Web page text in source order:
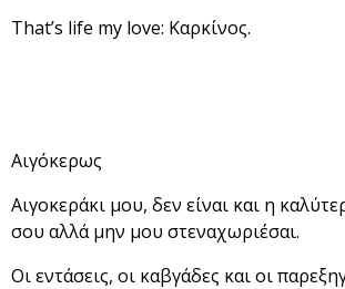
That’s life my love: Καρκίνος.
Αιγόκερως
Αιγοκεράκι μου, δεν είναι και η
σου αλλά μην μου στεναχωριέσαι.
Οι εντάσεις, οι καβγάδες και οι